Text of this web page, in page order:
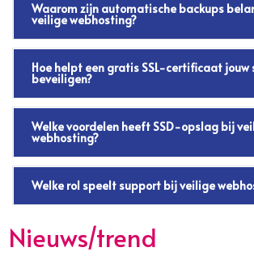
Waarom zijn automatische backups
veilige webhosting?
Hoe helpt een gratis SSL-certificaat jouw
beveiligen?
Welke voordelen heeft SSD-opslag bij
webhosting?
Welke rol speelt support bij veilige
Nieuws/trend